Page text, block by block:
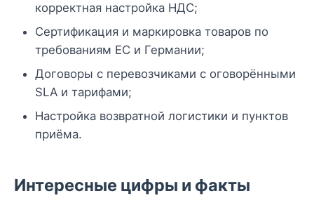
корректная настройка НДС;
Сертификация и маркировка товаров по
требованиям ЕС и Германии;
Договоры с перевозчиками с оговорёнными
SLA и тарифами;
Настройка возвратной логистики и пунктов
приёма.
Интересные цифры и факты